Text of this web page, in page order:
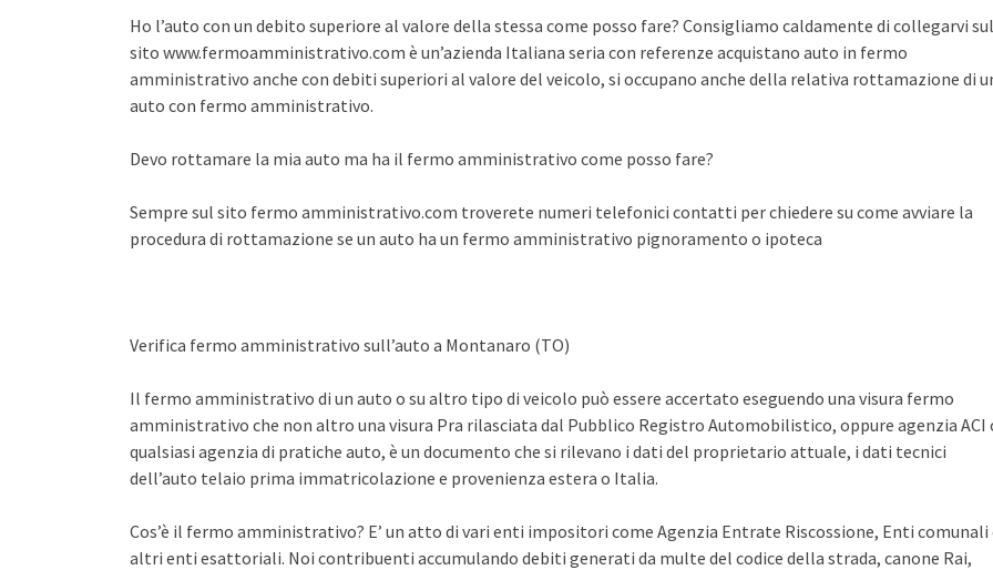
Ho l’auto con un debito superiore al valore della stessa come posso fare? Consigliamo caldamente di collegarvi sul
sito www.fermoamministrativo.com è un’azienda Italiana seria con referenze acquistano auto in fermo
amministrativo anche con debiti superiori al valore del veicolo, si occupano anche della relativa rottamazione di
auto con fermo amministrativo.
Devo rottamare la mia auto ma ha il fermo amministrativo come posso fare?
Sempre sul sito fermo amministrativo.com troverete numeri telefonici contatti per chiedere su come avviare la
procedura di rottamazione se un auto ha un fermo amministrativo pignoramento o ipoteca
Verifica fermo amministrativo sull’auto a Montanaro (TO)
Il fermo amministrativo di un auto o su altro tipo di veicolo può essere accertato eseguendo una visura fermo
amministrativo che non altro una visura Pra rilasciata dal Pubblico Registro Automobilistico, oppure agenzia ACI
qualsiasi agenzia di pratiche auto, è un documento che si rilevano i dati del proprietario attuale, i dati tecnici
dell’auto telaio prima immatricolazione e provenienza estera o Italia.
Cos’è il fermo amministrativo? E’ un atto di vari enti impositori come Agenzia Entrate Riscossione, Enti comunali
altri enti esattoriali. Noi contribuenti accumulando debiti generati da multe del codice della strada, canone Rai,